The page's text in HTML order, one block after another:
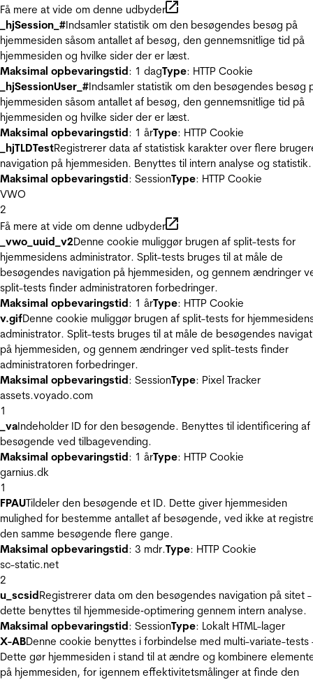
Få mere at vide om denne udbyder
_hjSession_#Indsamler statistik om den besøgendes besøg på
hjemmesiden såsom antallet af besøg, den gennemsnitlige tid på
hjemmesiden og hvilke sider der er læst.
Maksimal opbevaringstid: 1 dagType: HTTP Cookie
_hjSessionUser_#Indsamler statistik om den besøgendes besøg
hjemmesiden såsom antallet af besøg, den gennemsnitlige tid på
hjemmesiden og hvilke sider der er læst.
Maksimal opbevaringstid: 1 årType: HTTP Cookie
_hjTLDTestRegistrerer data af statistisk karakter over flere
navigation på hjemmesiden. Benyttes til intern analyse og statistik.
Maksimal opbevaringstid: SessionType: HTTP Cookie
VWO
2
Få mere at vide om denne udbyder
_vwo_uuid_v2Denne cookie muliggør brugen af split-tests for
hjemmesidens administrator. Split-tests bruges til at måle de
besøgendes navigation på hjemmesiden, og gennem ændringer
split-tests finder administratoren forbedringer.
Maksimal opbevaringstid: 1 årType: HTTP Cookie
v.gifDenne cookie muliggør brugen af split-tests for
administrator. Split-tests bruges til at måle de besøgendes
på hjemmesiden, og gennem ændringer ved split-tests finder
administratoren forbedringer.
Maksimal opbevaringstid: SessionType: Pixel Tracker
assets.voyado.com
1
_vaIndeholder ID for den besøgende. Benyttes til identificering af
besøgende ved tilbagevending.
Maksimal opbevaringstid: 1 årType: HTTP Cookie
garnius.dk
1
FPAUTildeler den besøgende et ID. Dette giver hjemmesiden
mulighed for bestemme antallet af besøgende, ved ikke at
den samme besøgende flere gange.
Maksimal opbevaringstid: 3 mdr.Type: HTTP Cookie
sc-static.net
2
u_scsidRegistrerer data om den besøgendes navigation på sitet -
dette benyttes til hjemmeside‐optimering gennem intern analyse.
Maksimal opbevaringstid: SessionType: Lokalt HTML-lager
X-ABDenne cookie benyttes i forbindelse med multi-variate-tests
Dette gør hjemmesiden i stand til at ændre og kombinere
på hjemmesiden, for igennem effektivitetsmålinger at finde den